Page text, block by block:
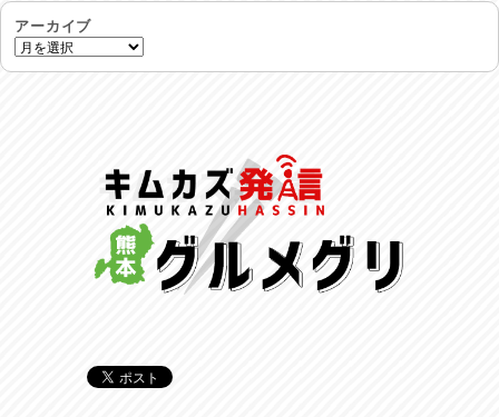
反省会♪
2026/07/27
呑めや喋れや！
アーカイブ